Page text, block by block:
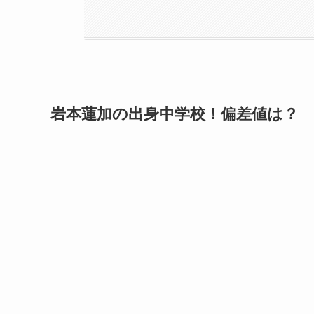
岩本蓮加の出身中学校！偏差値は？